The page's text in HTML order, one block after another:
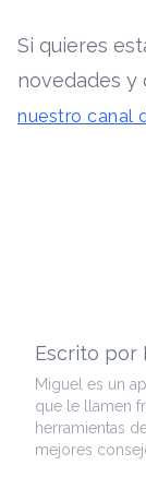
Si quieres
novedades y
nuestro canal
Escrito por
Miguel es un
que le llamen
herramientas
mejores